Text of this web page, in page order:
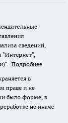
сведений,
"Интернет",
Подробнее
в
праве и не
было форме, в
не иначе